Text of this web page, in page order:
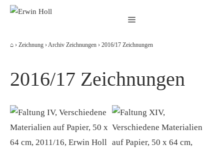
Zum
Menü
⌂ › Zeichnung ›Archiv Zeichnungen › 2016/17 Zeichnungen
2016/17 Zeichnungen